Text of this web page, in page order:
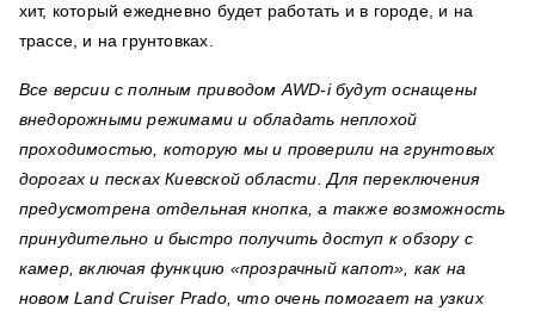
хит, который ежедневно будет работать и в городе, и на
трассе, и на грунтовках.
Все версии с полным приводом AWD-i будут оснащены
внедорожными режимами и обладать неплохой
проходимостью, которую мы и проверили на грунтовых
дорогах и песках Киевской области. Для переключения
предусмотрена отдельная кнопка, а также возможность
принудительно и быстро получить доступ к обзору с
камер, включая функцию «прозрачный капот», как на
новом Land Cruiser Prado, что очень помогает на узких